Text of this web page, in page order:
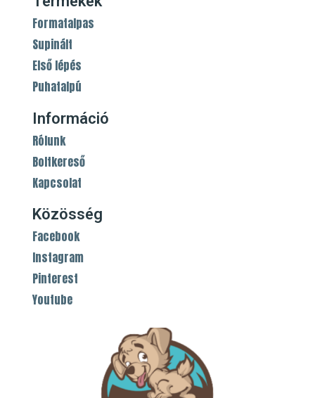
Formatalpas
Supinált
Első lépés
Puhatalpú
Információ
Rólunk
Boltkereső
Kapcsolat
Közösség
Facebook
Instagram
Pinterest
Youtube